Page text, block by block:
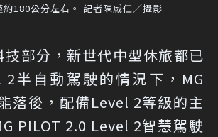
180公分左右。 記者陳威任／攝影
技部分，新世代中型休旅都已
2半自動駕駛的情況下，MG
落後，配備Level 2等級的主
PILOT 2.0 Level 2智慧駕駛